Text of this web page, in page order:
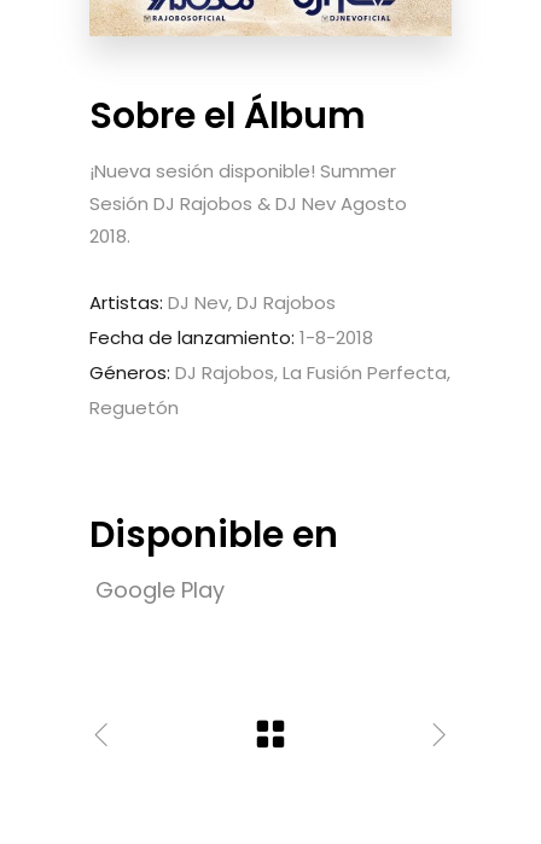
Sobre el Álbum
¡Nueva sesión disponible! Summer
Sesión DJ Rajobos & DJ Nev Agosto
2018.
Artistas: DJ Nev, DJ Rajobos
Fecha de lanzamiento: 1-8-2018
Géneros: DJ Rajobos, La Fusión Perfecta,
Reguetón
Disponible en
Google Play